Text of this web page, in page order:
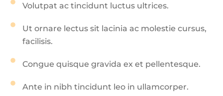
Volutpat ac tincidunt luctus ultrices.
Ut ornare lectus sit lacinia ac molestie cursus,
facilisis.
Congue quisque gravida ex et pellentesque.
Ante in nibh tincidunt leo in ullamcorper.